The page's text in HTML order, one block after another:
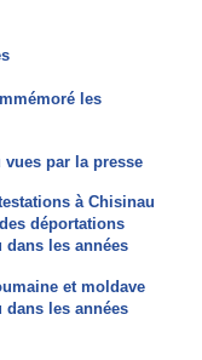
les
par la presse
à Chisinau
déportations
dans les années
et moldave
dans les années